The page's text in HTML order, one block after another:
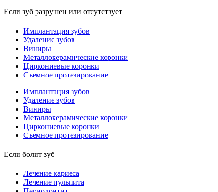
Если зуб разрушен или отсутствует
Имплантация зубов
Удаление зубов
Виниры
Металлокерамические коронки
Циркониевые коронки
Съемное протезирование
Имплантация зубов
Удаление зубов
Виниры
Металлокерамические коронки
Циркониевые коронки
Съемное протезирование
Если болит зуб
Лечение кариеса
Лечение пульпита